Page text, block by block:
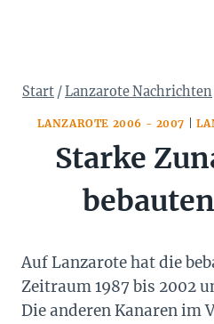
Start /Lanzarote Nachrichten
LANZAROTE 2006 - 2007
Starke
Auf Lanzarote hat die
Zeitraum 1987 bis 2002
Die anderen Kanaren im